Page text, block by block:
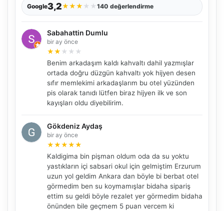
Google3,2★★★ ★ ★ 140 değerlendirme
Sabahattin Dumlu
bir ay önce
★★ ★ ★ ★
Benim arkadaşım kaldı kahvaltı dahil yazmışlar
ortada doğru düzgün kahvaltı yok hijyen desen
sıfır memlekimi arkadaşlarım bu otel yüzünden
pis olarak tanıdı lütfen biraz hijyen ilk ve son
kayışları oldu diyebilirim.
Gökdeniz Aydaş
bir ay önce
★★★★★
Kaldigima bin pişman oldum oda da su yoktu
yastıkların içi sabsari okul için gelmiştim Erzurum
uzun yol geldim Ankara dan böyle bi berbat otel
görmedim ben su koymamışlar bidaha sipariş
ettim su geldi böyle rezalet yer görmedim bidaha
önünden bile geçmem 5 puan vercem ki